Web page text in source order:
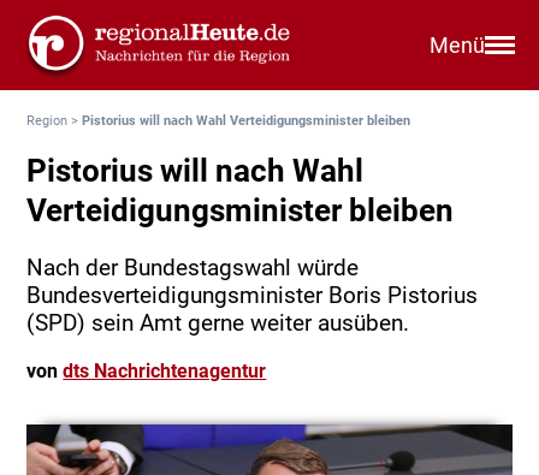
Menü
Region >Pistorius will nach Wahl Verteidigungsminister bleiben
Pistorius will nach Wahl
Verteidigungsminister bleiben
Nach der Bundestagswahl würde
Bundesverteidigungsminister Boris Pistorius
(SPD) sein Amt gerne weiter ausüben.
vondts Nachrichtenagentur